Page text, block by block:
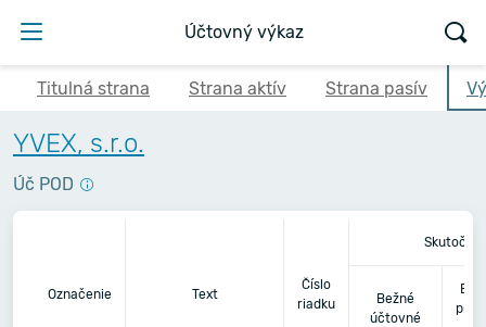
Účtovný výkaz
Titulná strana Strana aktív Strana pasív
YVEX, s.r.o.
Úč POD
Označenie Text
Číslo
riadku
Bežné
účtovné